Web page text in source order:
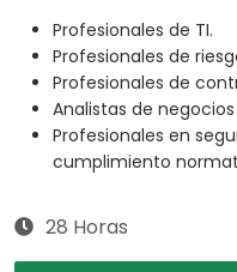
Profesionales de TI.
Profesionales de
Profesionales de
Analistas de
Profesionales en
cumplimiento
28 Horas